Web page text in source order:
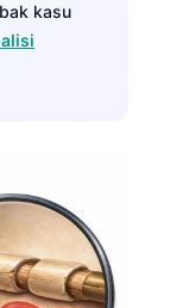
kasu